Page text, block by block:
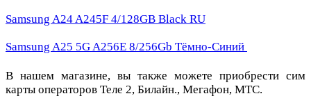
Samsung A24 A245F 4/128GB Black RU
Samsung A25 5G A256E 8/256Gb Тёмно-Синий
В нашем магазине, вы также можете приобрести сим
карты операторов Теле 2, Билайн., Мегафон, МТС.